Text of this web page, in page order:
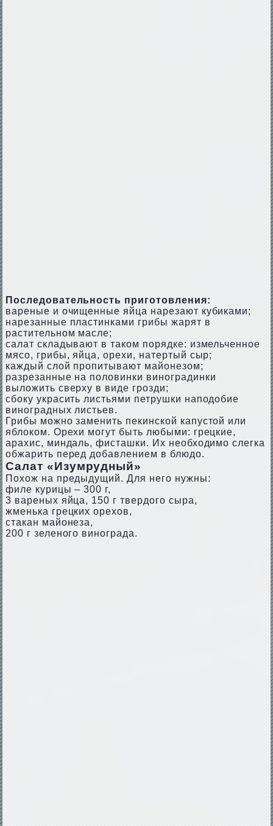
Последовательность приготовления:
вареные и очищенные яйца нарезают кубиками;
нарезанные пластинками грибы жарят в
растительном масле;
салат складывают в таком порядке: измельченное
мясо, грибы, яйца, орехи, натертый сыр;
каждый слой пропитывают майонезом;
разрезанные на половинки виноградинки
выложить сверху в виде грозди;
сбоку украсить листьями петрушки наподобие
виноградных листьев.
Грибы можно заменить пекинской капустой или
яблоком. Орехи могут быть любыми: грецкие,
арахис, миндаль, фисташки. Их необходимо слегка
обжарить перед добавлением в блюдо.
Салат «Изумрудный»
Похож на предыдущий. Для него нужны:
филе курицы – 300 г,
3 вареных яйца, 150 г твердого сыра,
жменька грецких орехов,
стакан майонеза,
200 г зеленого винограда.